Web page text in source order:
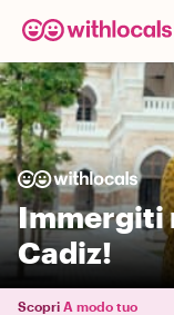
Immergiti
Cadiz!
Scopri A modo tuo